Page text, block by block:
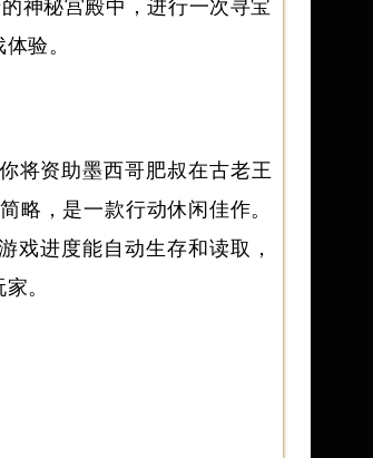
验。
将资助墨西哥肥叔在古老王
略，是一款行动休闲佳作。
戏进度能自动生存和读取，
。